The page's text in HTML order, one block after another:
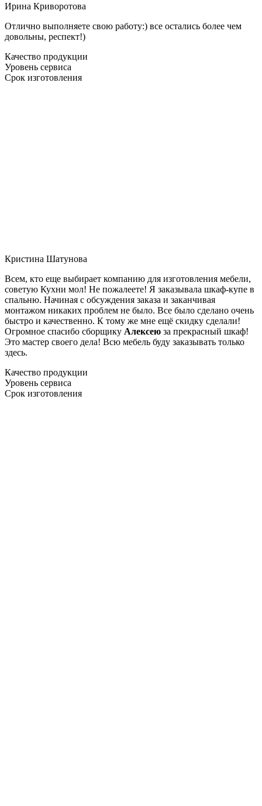
Ирина Криворотова
Отлично выполняете свою работу:) все остались более чем
довольны, респект!)
Качество продукции
Уровень сервиса
Срок изготовления
Кристина Шатунова
Всем, кто еще выбирает компанию для изготовления мебели,
советую Кухни мол! Не пожалеете! Я заказывала шкаф-купе в
спальню. Начиная с обсуждения заказа и заканчивая
монтажом никаких проблем не было. Все было сделано очень
быстро и качественно. К тому же мне ещё скидку сделали!
Огромное спасибо сборщику Алексею за прекрасный шкаф!
Это мастер своего дела! Всю мебель буду заказывать только
здесь.
Качество продукции
Уровень сервиса
Срок изготовления